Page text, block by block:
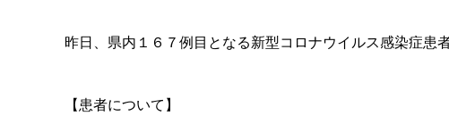
昨日、県内１６７例目となる新型コロナウイルス感染症患
【患者について】